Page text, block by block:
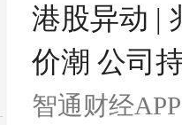
港股异动 |
价潮 公司
智通财经APP